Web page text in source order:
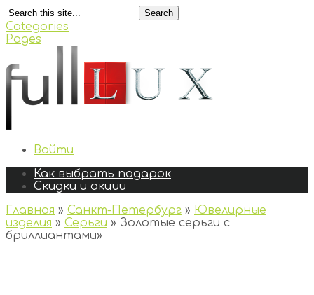
Search
Categories
Pages
Войти
Как выбрать подарок
Скидки и акции
Главная » Санкт-Петербург » Ювелирные
изделия » Серьги » Золотые серьги с
бриллиантами»